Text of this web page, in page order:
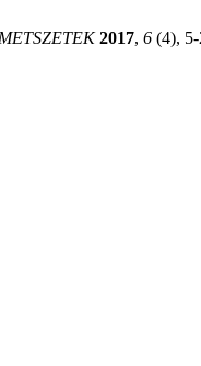
METSZETEK 2017, 6 (4),